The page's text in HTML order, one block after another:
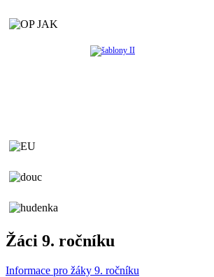
Žáci 9. ročníku
Informace pro žáky 9. ročníku